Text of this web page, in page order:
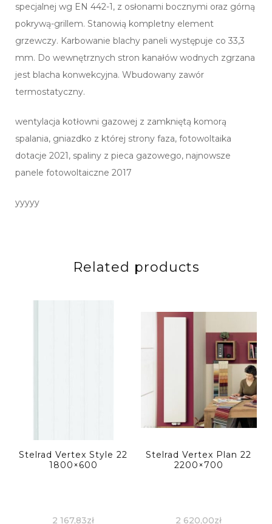
specjalnej wg EN 442-1, z osłonami bocznymi oraz górną
pokrywą-grillem. Stanowią kompletny element
grzewczy. Karbowanie blachy paneli występuje co 33,3
mm. Do wewnętrznych stron kanałów wodnych zgrzana
jest blacha konwekcyjna. Wbudowany zawór
termostatyczny.
wentylacja kotłowni gazowej z zamkniętą komorą
spalania, gniazdko z której strony faza, fotowoltaika
dotacje 2021, spaliny z pieca gazowego, najnowsze
panele fotowoltaiczne 2017
yyyyy
Related products
Stelrad Vertex Style 22
1800×600
2 167,83zł
Stelrad Vertex Plan 22
2200×700
2 620,00zł